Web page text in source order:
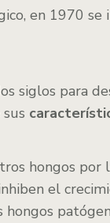
en 1970
siglos para
hongos por
el